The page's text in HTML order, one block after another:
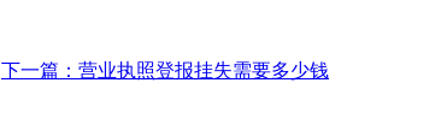
下一篇：营业执照登报挂失需要多少钱